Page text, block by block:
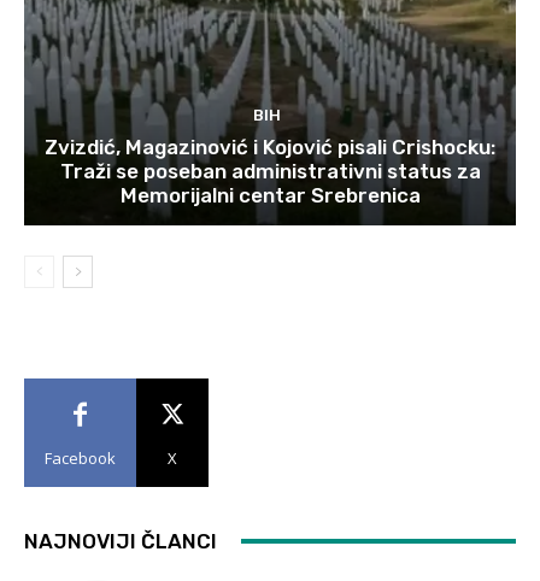
BIH
Zvizdić, Magazinović i Kojović pisali Crishocku:
Traži se poseban administrativni status za
Memorijalni centar Srebrenica
Facebook X
NAJNOVIJI ČLANCI